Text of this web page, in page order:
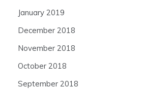
January 2019
December 2018
November 2018
October 2018
September 2018